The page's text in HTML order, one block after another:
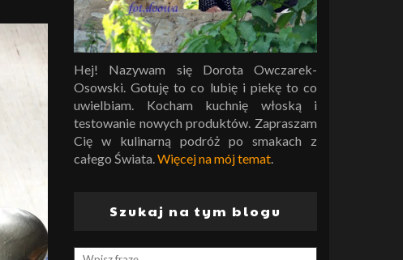
Hej! Nazywam się Dorota Owczarek-
Osowski. Gotuję to co lubię i piekę to co
uwielbiam. Kocham kuchnię włoską i
testowanie nowych produktów. Zapraszam
Cię w kulinarną podróż po smakach z
całego Świata.Więcej na mój temat.
Szukaj na tym blogu